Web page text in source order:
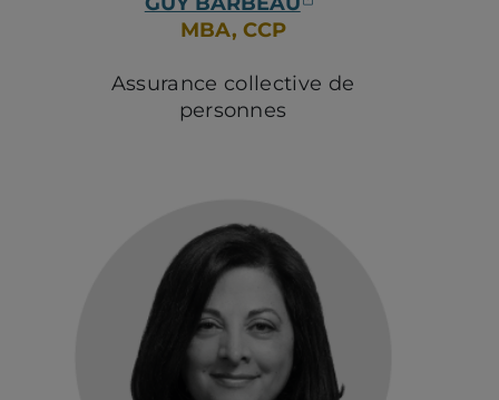
MBA, CCP
Assurance collective de
personnes